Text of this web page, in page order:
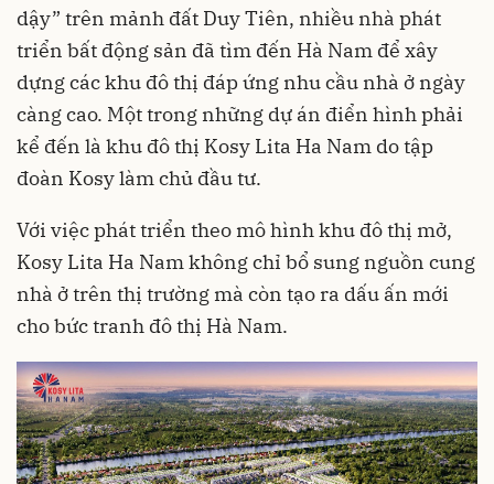
dậy” trên mảnh đất Duy Tiên, nhiều nhà phát
triển bất động sản đã tìm đến Hà Nam để xây
dựng các khu đô thị đáp ứng nhu cầu nhà ở ngày
càng cao. Một trong những dự án điển hình phải
kể đến là khu đô thị Kosy Lita Ha Nam do tập
đoàn Kosy làm chủ đầu tư.
Với việc phát triển theo mô hình khu đô thị mở,
Kosy Lita Ha Nam không chỉ bổ sung nguồn cung
nhà ở trên thị trường mà còn tạo ra dấu ấn mới
cho bức tranh đô thị Hà Nam.